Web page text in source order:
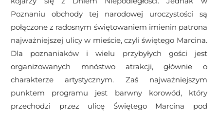
Poznaniu obchody tej narodowej uroczystości są
połączone z radosnym świętowaniem imienin patrona
najważniejszej ulicy w mieście, czyli świętego Marcina.
Dla poznaniaków i wielu przybyłych gości jest
organizowanych mnóstwo atrakcji, głównie o
charakterze artystycznym. Zaś najważniejszym
punktem programu jest barwny korowód, który
przechodzi przez ulicę Świętego Marcina pod